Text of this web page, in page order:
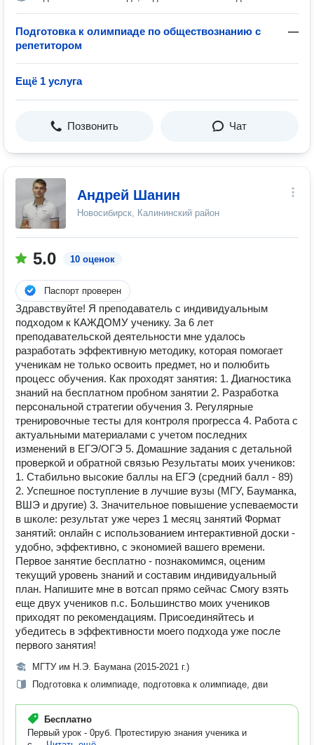
Подготовка к олимпиаде по обществознанию с
репетитором
—
Ещё 1 услуга
Позвонить Чат
Андрей Шанин
Новосибирск, Калининский район
5.0 10 оценок
Паспорт проверен
Здравствуйте! Я преподаватель с индивидуальным
подходом к КАЖДОМУ ученику. За 6 лет
преподавательской деятельности мне удалось
разработать эффективную методику, которая помогает
ученикам не только освоить предмет, но и полюбить
процесс обучения. Как проходят занятия: 1. Диагностика
знаний на бесплатном пробном занятии 2. Разработка
персональной стратегии обучения 3. Регулярные
тренировочные тесты для контроля прогресса 4. Работа с
актуальными материалами с учетом последних
изменений в ЕГЭ/ОГЭ 5. Домашние задания с детальной
проверкой и обратной связью Результаты моих учеников:
1. Стабильно высокие баллы на ЕГЭ (средний балл - 89)
2. Успешное поступление в лучшие вузы (МГУ, Бауманка,
ВШЭ и другие) 3. Значительное повышение успеваемости
в школе: результат уже через 1 месяц занятий Формат
занятий: онлайн с использованием интерактивной доски -
удобно, эффективно, с экономией вашего времени.
Первое занятие бесплатно - познакомимся, оценим
текущий уровень знаний и составим индивидуальный
план. Напишите мне в вотсап прямо сейчас Смогу взять
еще двух учеников п.с. Большинство моих учеников
приходят по рекомендациям. Присоединяйтесь и
убедитесь в эффективности моего подхода уже после
первого занятия!
МГТУ им Н.Э. Баумана (2015-2021 г.)
Подготовка к олимпиаде, подготовка к олимпиаде, дви
Бесплатно
Первый урок - 0руб. Протестирую знания ученика и